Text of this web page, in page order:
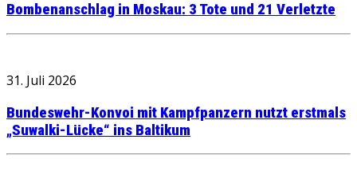
Bombenanschlag in Moskau: 3 Tote und 21 Verletzte
31. Juli 2026
Bundeswehr-Konvoi mit Kampfpanzern nutzt erstmals
„Suwalki-Lücke“ ins Baltikum